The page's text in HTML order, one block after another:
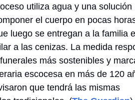
utiliza agua y una solución
el cuerpo en pocas
luego se entregan a la familia
a las cenizas. La medida
más sostenibles y
escocesa en más de 120
que tendrá las mismas